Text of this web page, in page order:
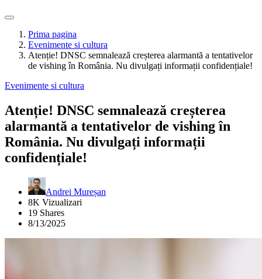
Prima pagina
Evenimente si cultura
Atenție! DNSC semnalează creșterea alarmantă a tentativelor
de vishing în România. Nu divulgați informații confidențiale!
Evenimente si cultura
Atenție! DNSC semnalează creșterea
alarmantă a tentativelor de vishing în
România. Nu divulgați informații
confidențiale!
Andrei Mureșan
8K Vizualizari
19 Shares
8/13/2025